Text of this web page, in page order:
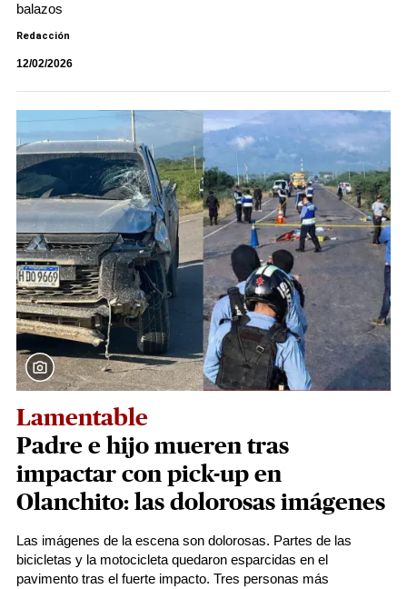
balazos
Redacción
12/02/2026
Lamentable
Padre e hijo mueren tras
impactar con pick-up en
Olanchito: las dolorosas imágenes
Las imágenes de la escena son dolorosas. Partes de las
bicicletas y la motocicleta quedaron esparcidas en el
pavimento tras el fuerte impacto. Tres personas más